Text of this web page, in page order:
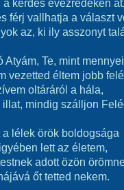
a kérdés évezredeken
férj vallhatja a választ
az, ki ily asszonyt
Atyám, Te, mint
vezetted éltem jobb
oltáráról a hála,
illat, mindig szálljon
a lélek örök boldogsága
lett az életem,
adott özön
őt tetted nekem.